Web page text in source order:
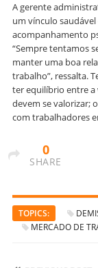
A gerente
um vínculo
acompanhamento
“Sempre tentamos
manter uma boa
trabalho”, ressalta.
ter equilíbrio entre a
devem se valorizar;
com trabalhadores
0
SHARE
TOPICS:
MERCADO DE